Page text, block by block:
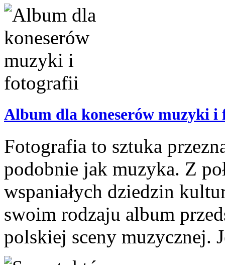
Album dla koneserów muzyki
Fotografia to sztuka
podobnie jak muzyka. Z
wspaniałych dziedzin
swoim rodzaju album
polskiej sceny muzycznej.